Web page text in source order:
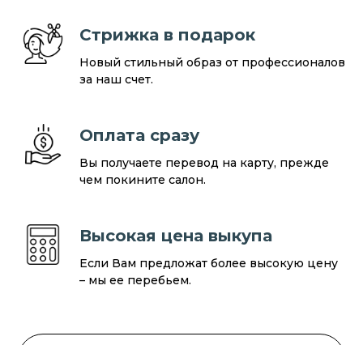
Стрижка в подарок
Новый стильный образ от профессионалов
за наш счет.
Оплата сразу
Вы получаете перевод на карту, прежде
чем покините салон.
Высокая цена выкупа
Если Вам предложат более высокую цену
– мы ее перебьем.